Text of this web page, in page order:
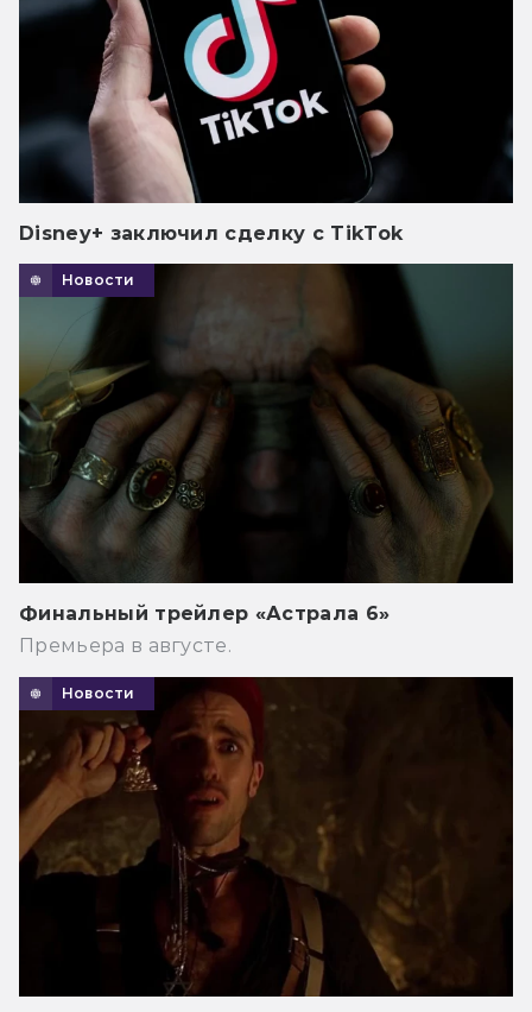
Disney+ заключил сделку с TikTok
Новости
Финальный трейлер «Астрала 6»
Премьера в августе.
Новости